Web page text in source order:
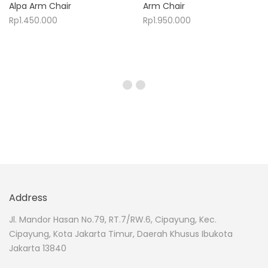
Alpa Arm Chair
Rp1.450.000
Arm Chair
Rp1.950.000
Address
Jl. Mandor Hasan No.79, RT.7/RW.6, Cipayung, Kec.
Cipayung, Kota Jakarta Timur, Daerah Khusus Ibukota
Jakarta 13840